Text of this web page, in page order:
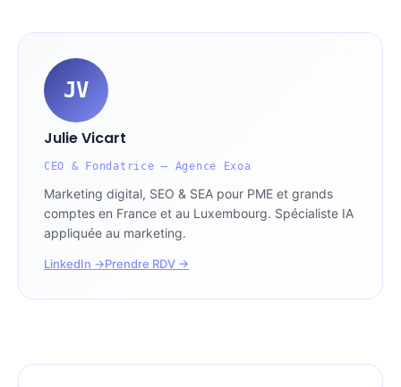
JV
Julie Vicart
CEO & Fondatrice — Agence Exoa
Marketing digital, SEO & SEA pour PME et grands
comptes en France et au Luxembourg. Spécialiste IA
appliquée au marketing.
LinkedIn →Prendre RDV →